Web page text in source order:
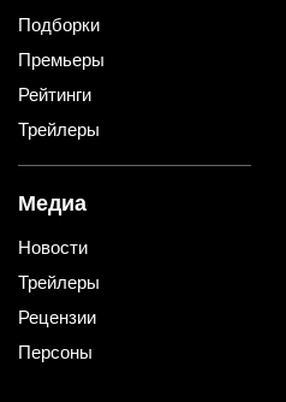
Подборки
Премьеры
Рейтинги
Трейлеры
Медиа
Новости
Трейлеры
Рецензии
Персоны